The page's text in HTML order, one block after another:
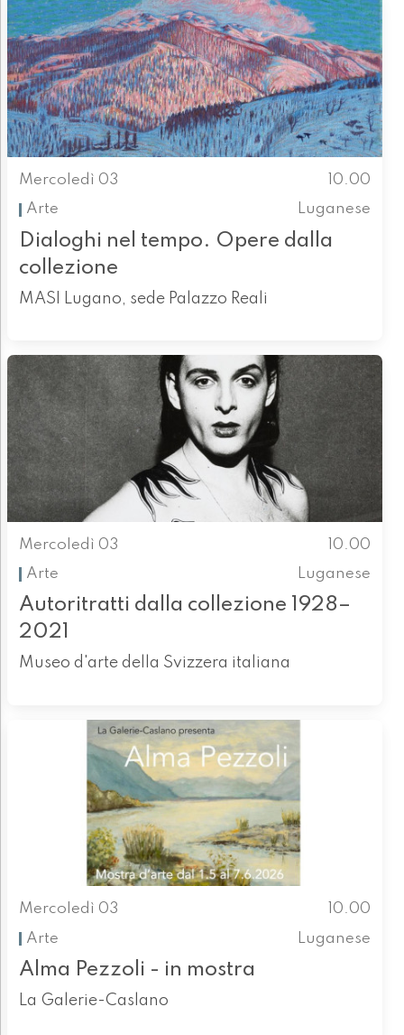
Mercoledì 03
10.00
Arte
Luganese
Dialoghi nel tempo. Opere dalla
collezione
MASI Lugano, sede Palazzo Reali
Mercoledì 03
10.00
Arte
Luganese
Autoritratti dalla collezione 1928–
2021
Museo d'arte della Svizzera italiana
Mercoledì 03
10.00
Arte
Luganese
Alma Pezzoli - in mostra
La Galerie-Caslano